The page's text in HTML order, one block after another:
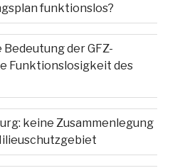
funktionslos?
der GFZ-
Funktionslosigkeit des
keine Zusammenlegung